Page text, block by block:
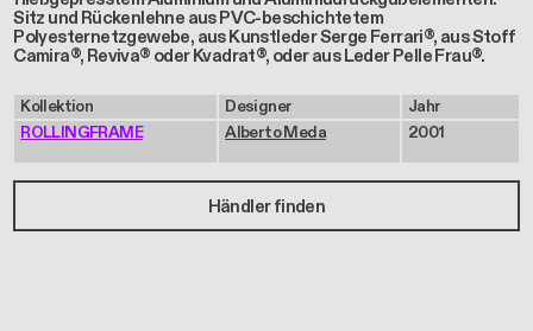
Sitz und Rückenlehne aus PVC-beschichtetem
Polyesternetzgewebe, aus Kunstleder Serge Ferrari®, aus Stoff
Camira®, Reviva® oder Kvadrat®, oder aus Leder Pelle Frau®.
Kollektion
ROLLINGFRAME
Designer
Alberto Meda
Jahr
2001
Händler finden